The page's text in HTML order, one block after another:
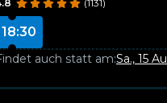
(1131)
18:30
auch statt am:Sa., 15